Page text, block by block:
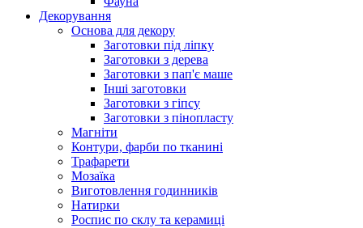
Декорування
Основа для декору
Заготовки під ліпку
Заготовки з дерева
Заготовки з пап'є маше
Інші заготовки
Заготовки з гіпсу
Заготовки з пінопласту
Магніти
Контури, фарби по тканині
Трафарети
Мозаїка
Виготовлення годинників
Натирки
Роспис по склу та керамиці